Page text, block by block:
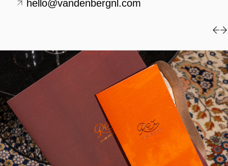
hello@vandenbergnl.com